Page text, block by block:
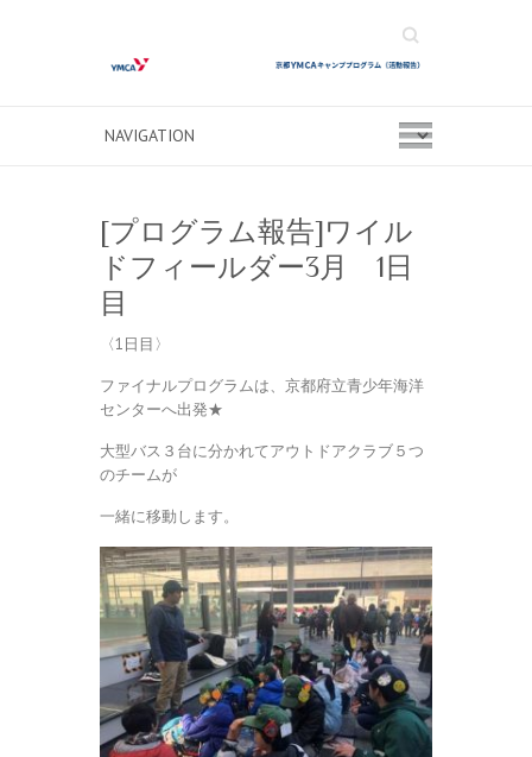
Search
[プログラム報告]ワイル
ドフィールダー3月 1日
目
〈1日目〉
ファイナルプログラムは、京都府立青少年海洋
センターへ出発★
大型バス３台に分かれてアウトドアクラブ５つ
のチームが
一緒に移動します。